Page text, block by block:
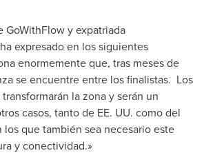
GoWithFlow y expatriada
expresado en los siguientes
enormemente que, tras meses de
se encuentre entre los finalistas. Los
la zona y serán un
casos, tanto de EE. UU. como del
que también sea necesario este
y conectividad.»